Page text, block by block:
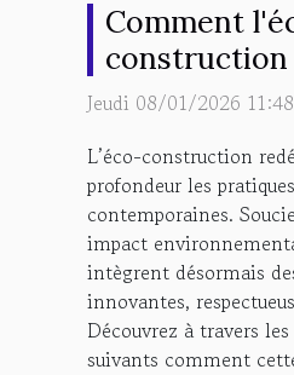
Comment
t-elle
Jeudi 08/01/2026 11:48
L’éco-construction
profondeur les
contemporaines.
impact
intègrent désormais
innovantes,
Découvrez à travers
suivants comment